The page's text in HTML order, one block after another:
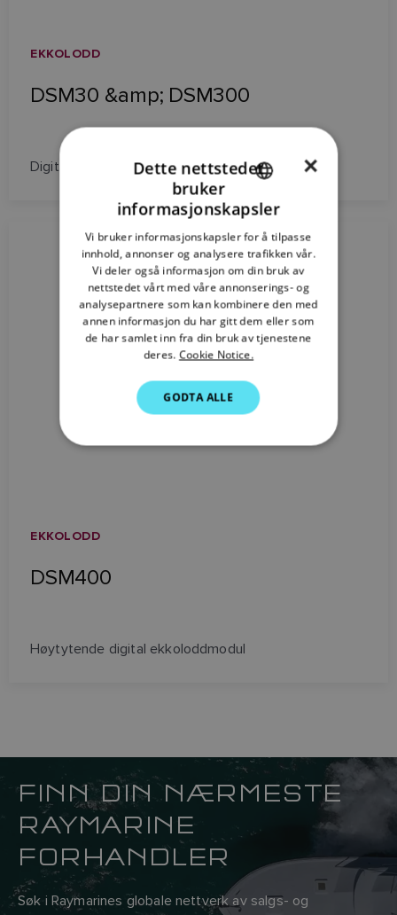
EKKOLODD
DSM30 &amp; DSM300
Digital ekkoloddmodul
EKKOLODD
DSM400
Høytytende digital ekkoloddmodul
FINN DIN NÆRMESTE
RAYMARINE
FORHANDLER
Søk i Raymarines globale nettverk av salgs- og
DANISH
ITALIAN
SWEDISH
GERMAN
SPANISH
×
Dette nettstedet
bruker
informasjonskapsler
Vi bruker informasjonskapsler for å tilpasse
innhold, annonser og analysere trafikken vår.
Vi deler også informasjon om din bruk av
nettstedet vårt med våre annonserings- og
analysepartnere som kan kombinere den med
annen informasjon du har gitt dem eller som
de har samlet inn fra din bruk av tjenestene
deres. Cookie Notice.
GODTA ALLE